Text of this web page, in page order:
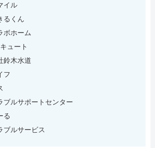
イル
るくん
ボホーム
ュート
鈴木水道
フ
ブルサポートセンター
る
ブルサービス